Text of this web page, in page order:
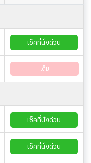
เช็คที่นั่งด่วน
เต็ม
เช็คที่นั่งด่วน
เช็คที่นั่งด่วน